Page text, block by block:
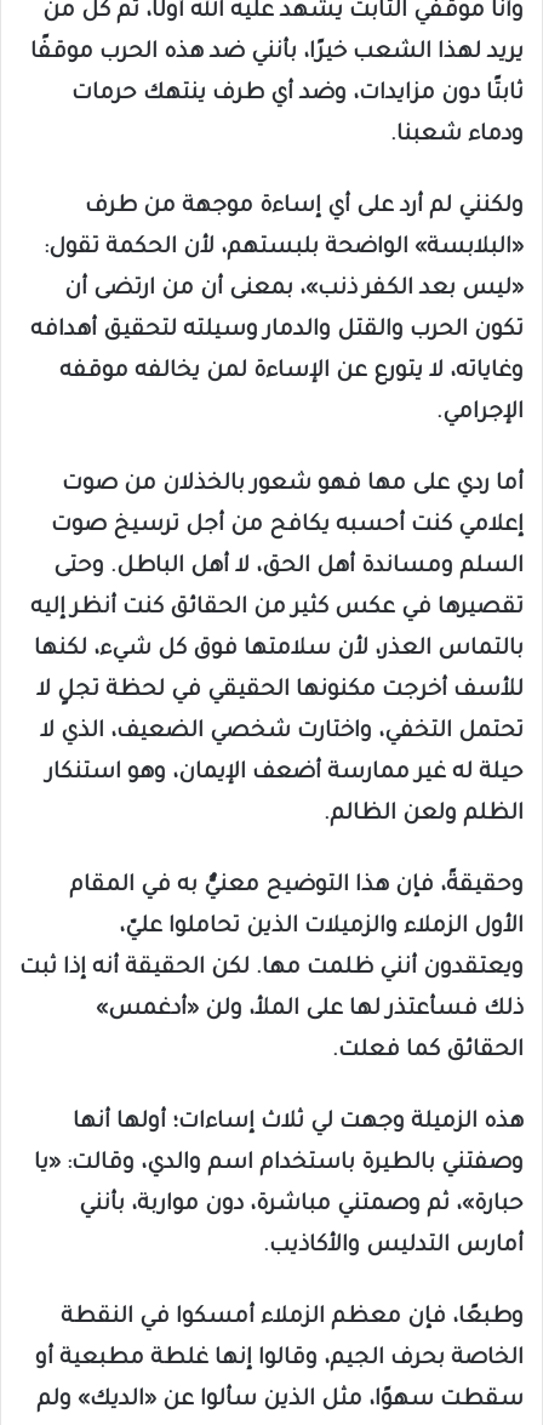
وأنا موقفي الثابت يشهد عليه الله أولًا، ثم كل من
يريد لهذا الشعب خيرًا، بأنني ضد هذه الحرب موقفًا
ثابتًا دون مزايدات، وضد أي طرف ينتهك حرمات
ودماء شعبنا.
ولكنني لم أرد على أي إساءة موجهة من طرف
«البلابسة» الواضحة بلبستهم، لأن الحكمة تقول:
«ليس بعد الكفر ذنب»، بمعنى أن من ارتضى أن
تكون الحرب والقتل والدمار وسيلته لتحقيق أهدافه
وغاياته، لا يتورع عن الإساءة لمن يخالفه موقفه
الإجرامي.
أما ردي على مها فهو شعور بالخذلان من صوت
إعلامي كنت أحسبه يكافح من أجل ترسيخ صوت
السلم ومساندة أهل الحق، لا أهل الباطل. وحتى
تقصيرها في عكس كثير من الحقائق كنت أنظر إليه
بالتماس العذر، لأن سلامتها فوق كل شيء، لكنها
للأسف أخرجت مكنونها الحقيقي في لحظة تجلٍ لا
تحتمل التخفي، واختارت شخصي الضعيف، الذي لا
حيلة له غير ممارسة أضعف الإيمان، وهو استنكار
الظلم ولعن الظالم.
وحقيقةً، فإن هذا التوضيح معنيٌّ به في المقام
الأول الزملاء والزميلات الذين تحاملوا عليّ،
ويعتقدون أنني ظلمت مها. لكن الحقيقة أنه إذا ثبت
ذلك فسأعتذر لها على الملأ، ولن «أدغمس»
الحقائق كما فعلت.
هذه الزميلة وجهت لي ثلاث إساءات؛ أولها أنها
وصفتني بالطيرة باستخدام اسم والدي، وقالت: «يا
حبارة»، ثم وصمتني مباشرة، دون مواربة، بأنني
أمارس التدليس والأكاذيب.
وطبعًا، فإن معظم الزملاء أمسكوا في النقطة
الخاصة بحرف الجيم، وقالوا إنها غلطة مطبعية أو
سقطت سهوًا، مثل الذين سألوا عن «الديك» ولم